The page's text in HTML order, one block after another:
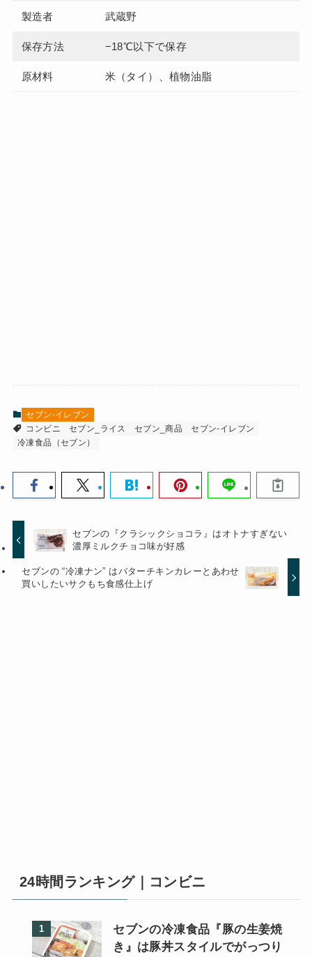
製造者 武蔵野
保存方法 −18℃以下で保存
原材料 米（タイ）、植物油脂
セブン-イレブン
コンビニ
セブン_ライス セブン_商品
セブン-イレブン
冷凍食品（セブン）
セブンの『クラシックショコラ』はオトナすぎない
濃厚ミルクチョコ味が好感
セブンの “冷凍ナン” はバターチキンカレーとあわせ
買いしたいサクもち食感仕上げ
24時間ランキング｜コンビニ
セブンの冷凍食品『豚の生姜焼
き』は豚丼スタイルでがっつり